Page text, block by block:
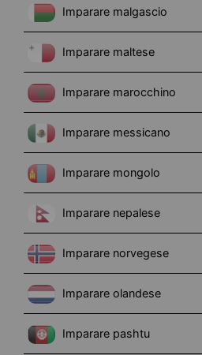
Imparare malgascio
Imparare maltese
Imparare marocchino
Imparare messicano
Imparare mongolo
Imparare nepalese
Imparare norvegese
Imparare olandese
Imparare pashtu